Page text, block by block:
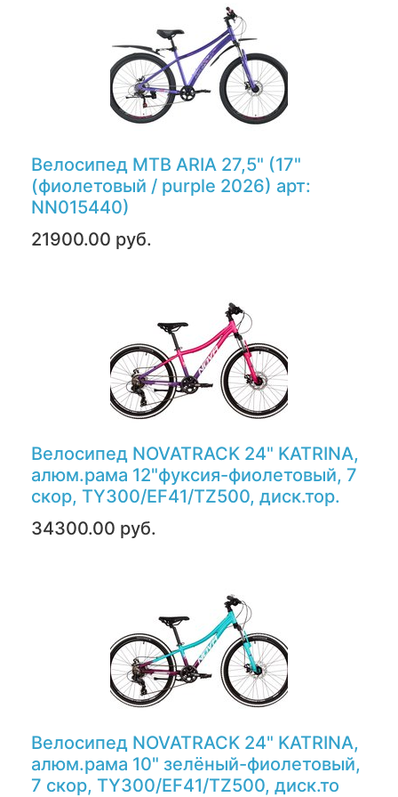
Велосипед MTB ARIA 27,5" (17"
(фиолетовый / purple 2026) арт:
NN015440)
21900.00 руб.
Велосипед NOVATRACK 24" KATRINA,
алюм.рама 12"фуксия-фиолетовый, 7
скор, TY300/EF41/TZ500, диск.тор.
34300.00 руб.
Велосипед NOVATRACK 24" KATRINA,
алюм.рама 10" зелёный-фиолетовый,
7 скор, TY300/EF41/TZ500, диск.то